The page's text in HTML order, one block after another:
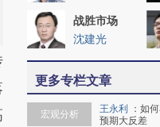
战胜市场
沈建光
更多专栏文章
宏观分析 王永利 ： 如
预期大反差